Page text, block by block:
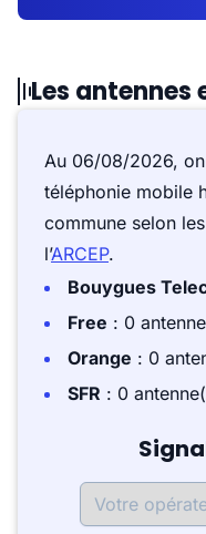
Les antennes
Au 06/08/2026,
téléphonie mobile
commune selon
l’ARCEP.
Bouygues
Free : 0
Orange : 0
SFR : 0